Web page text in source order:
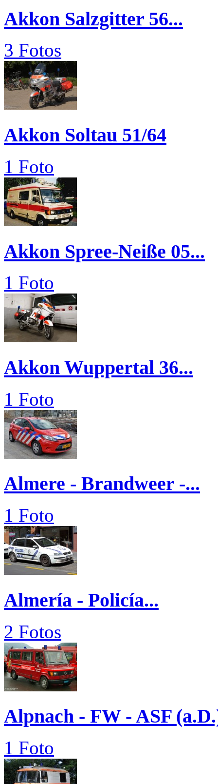
Akkon Salzgitter 56...
3 Fotos
Akkon Soltau 51/64
1 Foto
Akkon Spree-Neiße 05...
1 Foto
Akkon Wuppertal 36...
1 Foto
Almere - Brandweer -...
1 Foto
Almería - Policía...
2 Fotos
Alpnach - FW - ASF
1 Foto